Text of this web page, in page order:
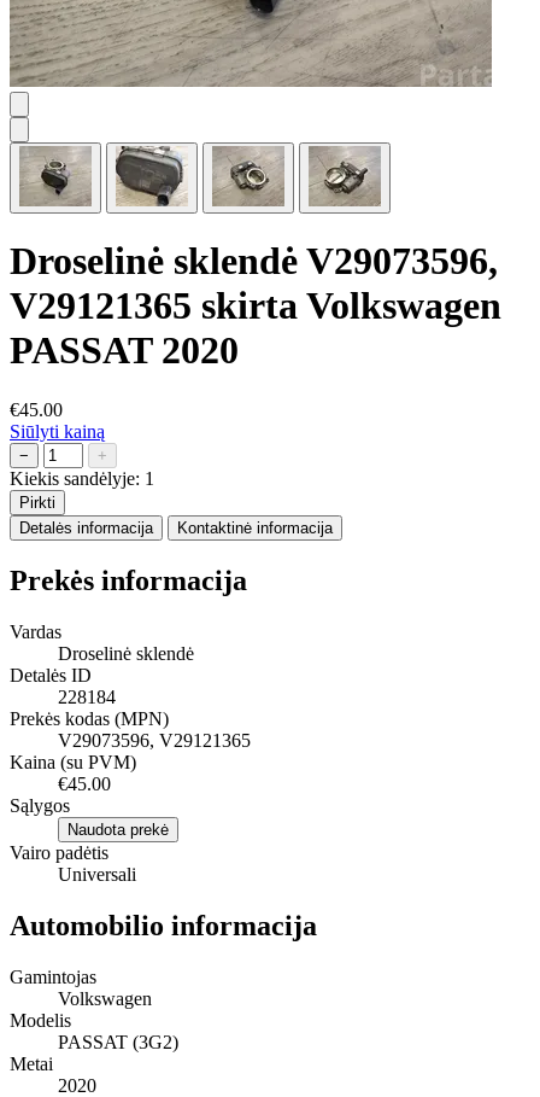
Droselinė sklendė V29073596,
V29121365 skirta Volkswagen
PASSAT 2020
€45.00
Siūlyti kainą
− +
Kiekis sandėlyje: 1
Pirkti
Detalės informacija
Kontaktinė informacija
Prekės informacija
Vardas
Droselinė sklendė
Detalės ID
228184
Prekės kodas (MPN)
V29073596, V29121365
Kaina (su PVM)
€45.00
Sąlygos
Naudota prekė
Vairo padėtis
Universali
Automobilio informacija
Gamintojas
Volkswagen
Modelis
PASSAT (3G2)
Metai
2020